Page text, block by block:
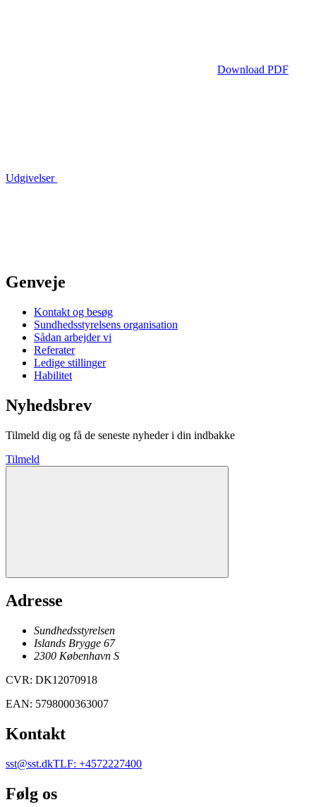
Download PDF
Udgivelser
Genveje
Kontakt og besøg
Sundhedsstyrelsens organisation
Sådan arbejder vi
Referater
Ledige stillinger
Habilitet
Nyhedsbrev
Tilmeld dig og få de seneste nyheder i din indbakke
Tilmeld
Adresse
Sundhedsstyrelsen
Islands Brygge 67
2300 København S
CVR: DK12070918
EAN: 5798000363007
Kontakt
sst@sst.dkTLF: +4572227400
Følg os